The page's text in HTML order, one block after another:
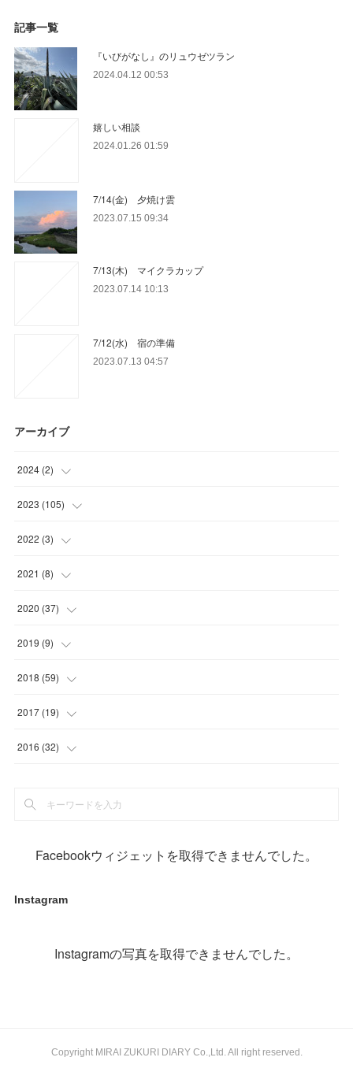
記事一覧
『いびがなし』のリュウゼツラン
2024.04.12 00:53
嬉しい相談
2024.01.26 01:59
7/14(金) 夕焼け雲
2023.07.15 09:34
7/13(木) マイクラカップ
2023.07.14 10:13
7/12(水) 宿の準備
2023.07.13 04:57
アーカイブ
2024 (2)
(1)
( )
2023 (105)
( 15 )
( 29
(32
(
2022 (3)
( )
(1
(
2021 (8)
(5
( )
(2
2020 (37)
( )
(8
(21
(1
(1)
2019 (9)
(9
2018 (59)
(1
(10 )
(17
2017 (19)
(2
(
2016 (32)
(
Facebookウィジェットを取得できませんでした。
Instagram
Instagramの写真を取得できませんでした。
Copyright MIRAI ZUKURI DIARY Co.,Ltd. All right reserved.